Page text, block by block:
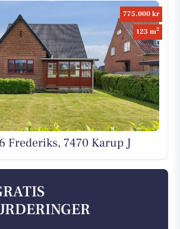
775.000 kr
123 m2
Frederiks, 7470 Karup J